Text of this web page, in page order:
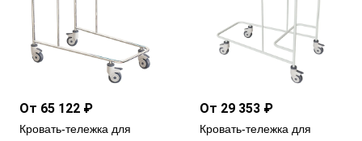
От 65 122 ₽
Кровать-тележка для
От 29 353 ₽
Кровать-тележка для